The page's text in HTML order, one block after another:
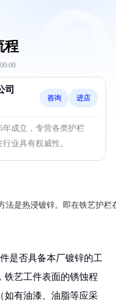
程
司
咨询 进店
年成立，专营各类护栏
业具有权威性。
是否具备本厂镀锌的工
铁艺工件表面的锈蚀程
如有油漆、油脂等应采